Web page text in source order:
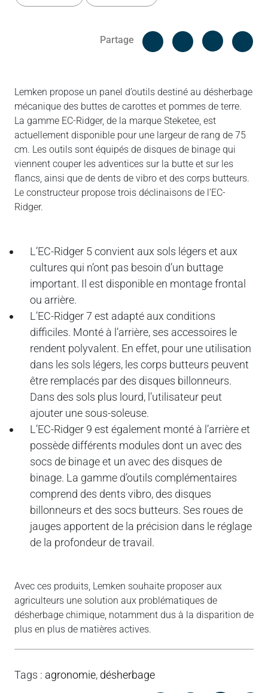
Partage
Facebook
Lemken propose un panel d’outils destiné au désherbage
mécanique des buttes de carottes et pommes de terre.
La gamme EC-Ridger, de la marque Steketee, est
actuellement disponible pour une largeur de rang de 75
cm. Les outils sont équipés de disques de binage qui
viennent couper les adventices sur la butte et sur les
flancs, ainsi que de dents de vibro et des corps butteurs.
Le constructeur propose trois déclinaisons de l’EC-
Ridger.
L’EC-Ridger 5 convient aux sols légers et aux
cultures qui n’ont pas besoin d’un buttage
important. Il est disponible en montage frontal
ou arrière.
L’EC-Ridger 7 est adapté aux conditions
difficiles. Monté à l’arrière, ses accessoires le
rendent polyvalent. En effet, pour une utilisation
dans les sols légers, les corps butteurs peuvent
être remplacés par des disques billonneurs.
Dans des sols plus lourd, l’utilisateur peut
ajouter une sous-soleuse.
L’EC-Ridger 9 est également monté à l’arrière et
possède différents modules dont un avec des
socs de binage et un avec des disques de
binage. La gamme d’outils complémentaires
comprend des dents vibro, des disques
billonneurs et des socs butteurs. Ses roues de
jauges apportent de la précision dans le réglage
de la profondeur de travail.
Avec ces produits, Lemken souhaite proposer aux
agriculteurs une solution aux problématiques de
désherbage chimique, notamment dus à la disparition de
plus en plus de matières actives.
Tags : agronomie, désherbage